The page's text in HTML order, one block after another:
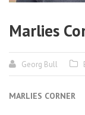
Marlies
Georg Bull
MARLIES CORNER